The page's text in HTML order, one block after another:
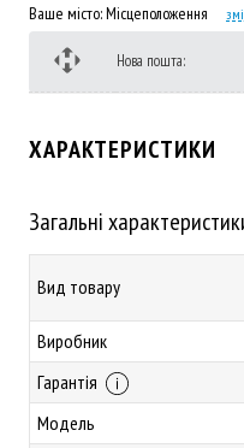
Ваше місто:Місцеположення
Нова пошта:
ХАРАКТЕРИСТИКИ
Загальні
Вид товару
Виробник
Гарантія
Модель